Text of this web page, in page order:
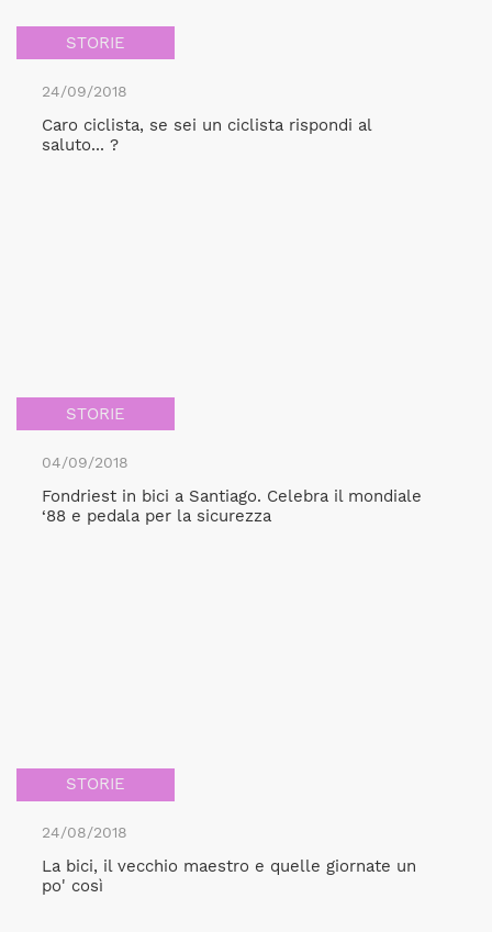
STORIE
24/09/2018
Caro ciclista, se sei un ciclista rispondi al
saluto... ?
STORIE
04/09/2018
Fondriest in bici a Santiago. Celebra il mondiale
‘88 e pedala per la sicurezza
STORIE
24/08/2018
La bici, il vecchio maestro e quelle giornate un
po' così